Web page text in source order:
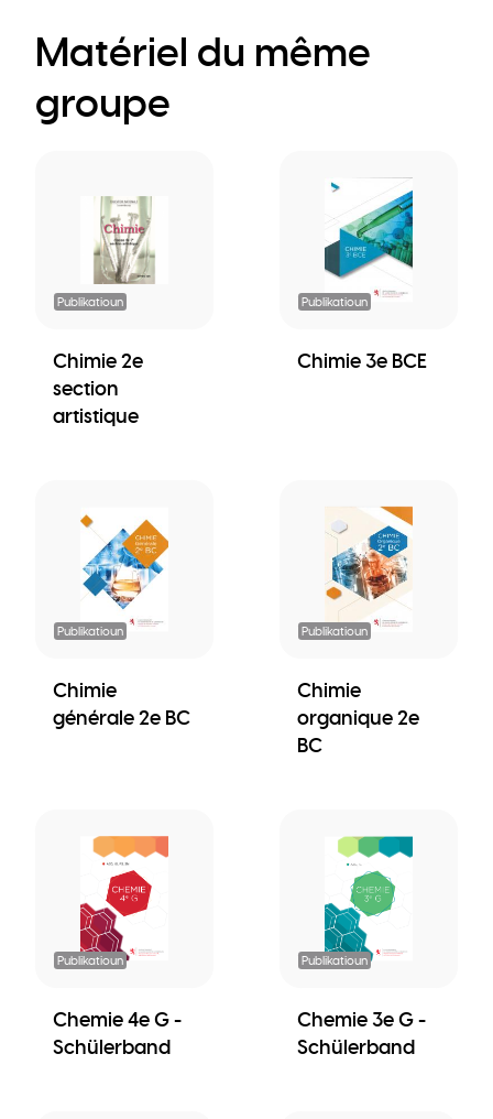
Matériel du même
groupe
Publikatioun
Chimie 2e
section
artistique
Publikatioun
Chimie 3e BCE
Publikatioun
Chimie
générale 2e BC
Publikatioun
Chimie
organique 2e
BC
Publikatioun
Chemie 4e G -
Schülerband
Publikatioun
Chemie 3e G -
Schülerband